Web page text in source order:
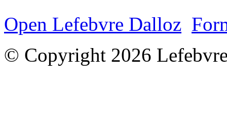
Open Lefebvre Dalloz
© Copyright 2026